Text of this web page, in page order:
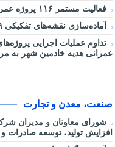
فعالیت مستمر ۱۱۶ پروژه عمرانی در شرایط جنگی
آماده‌سازی نقشه‌های تفکیکی ۵۹ هکتار از ارتش در کمربندی میانی
تداوم عملیات اجرایی
عمرانی هدیه خادمین شهر به
صنعت، معدن و تجارت
شورای معاونان و مدیران
افزایش تولید، توسعه صادرات و